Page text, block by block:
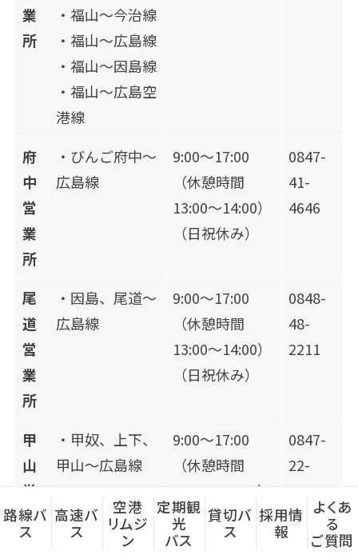
路線バ
ス
高速バ
ス
空港
リムジ
ン
定期観
光
バス
貸切バ
ス
採用情
報
よくあ
る
ご質問
業
所
・福山～今治線
・福山～広島線
・福山～因島線
・福山～広島空
港線
府
中
営
業
所
・びんご府中～
広島線
9:00～17:00
（休憩時間
13:00～14:00）
（日祝休み）
0847-
41-
4646
尾
道
営
業
所
・因島、尾道～
広島線
9:00～17:00
（休憩時間
13:00～14:00）
（日祝休み）
0848-
48-
2211
甲
山
営
業
所
・甲奴、上下、
甲山～広島線
9:00～17:00
（休憩時間
13:00～14:00）
（日祝休み）
0847-
22-
0755